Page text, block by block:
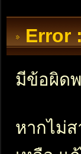
Error
มีข้อผิด
หากไม่